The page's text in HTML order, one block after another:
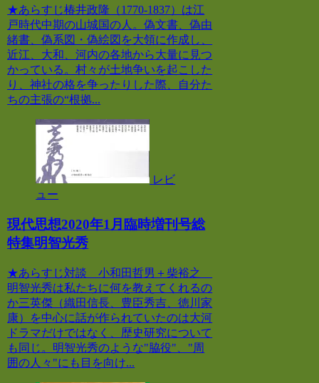
★あらすじ椿井政隆（1770-1837）は江
戸時代中期の山城国の人。偽文書、偽由
緒書、偽系図・偽絵図を大領に作成し、
近江、大和、河内の各地から大量に見つ
かっている。村々が土地争いを起こした
り、神社の格を争ったりした際、自分た
ちの主張の“根拠...
レビ
ュー
現代思想2020年1月臨時増刊号総
特集明智光秀
★あらすじ対談 小和田哲男＋柴裕之
明智光秀は私たちに何を教えてくれるの
か三英傑（織田信長、豊臣秀吉、徳川家
康）を中心に話が作られていたのは大河
ドラマだけではなく、歴史研究について
も同じ。明智光秀のような"脇役"、"周
囲の人々"にも目を向け...